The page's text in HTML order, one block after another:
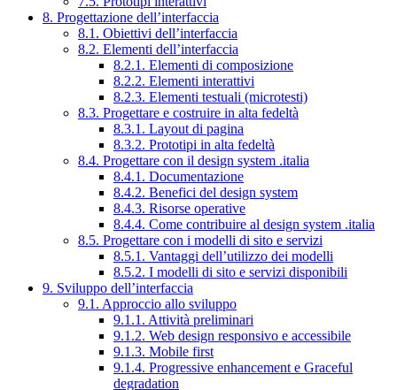
8. Progettazione dell’interfaccia
8.1. Obiettivi dell’interfaccia
8.2. Elementi dell’interfaccia
8.2.1. Elementi di composizione
8.2.2. Elementi interattivi
8.2.3. Elementi testuali (microtesti)
8.3. Progettare e costruire in alta fedeltà
8.3.1. Layout di pagina
8.3.2. Prototipi in alta fedeltà
8.4. Progettare con il design system .italia
8.4.1. Documentazione
8.4.2. Benefici del design system
8.4.3. Risorse operative
8.4.4. Come contribuire al design system .italia
8.5. Progettare con i modelli di sito e servizi
8.5.1. Vantaggi dell’utilizzo dei modelli
8.5.2. I modelli di sito e servizi disponibili
9. Sviluppo dell’interfaccia
9.1. Approccio allo sviluppo
9.1.1. Attività preliminari
9.1.2. Web design responsivo e accessibile
9.1.3. Mobile first
9.1.4. Progressive enhancement e Graceful
degradation